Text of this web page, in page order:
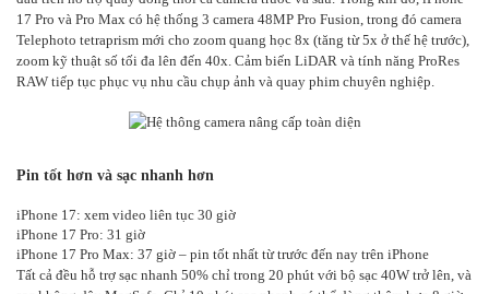
17 Pro và Pro Max có hệ thống 3 camera 48MP Pro Fusion, trong đó camera
Telephoto tetraprism mới cho zoom quang học 8x (tăng từ 5x ở thế hệ trước),
zoom kỹ thuật số tối đa lên đến 40x. Cảm biến LiDAR và tính năng ProRes
RAW tiếp tục phục vụ nhu cầu chụp ảnh và quay phim chuyên nghiệp.
Pin tốt hơn và sạc nhanh hơn
iPhone 17: xem video liên tục 30 giờ
iPhone 17 Pro: 31 giờ
iPhone 17 Pro Max: 37 giờ – pin tốt nhất từ trước đến nay trên iPhone
Tất cả đều hỗ trợ sạc nhanh 50% chỉ trong 20 phút với bộ sạc 40W trở lên, và